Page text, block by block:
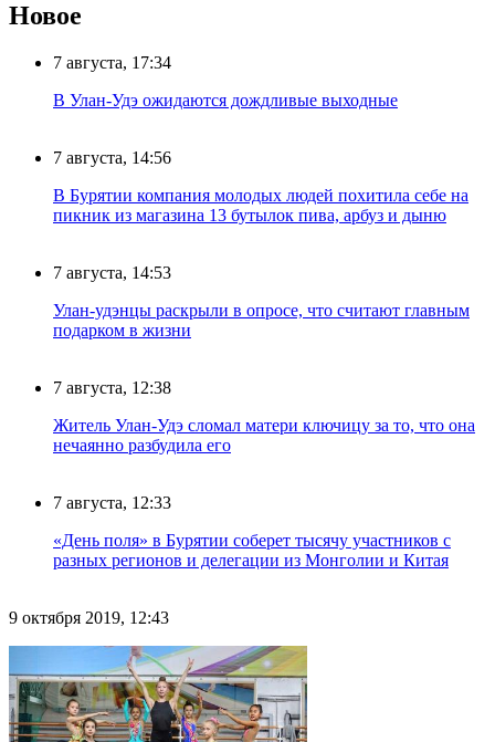
Новое
7 августа, 17:34
В Улан-Удэ ожидаются дождливые выходные
7 августа, 14:56
В Бурятии компания молодых людей похитила себе на
пикник из магазина 13 бутылок пива, арбуз и дыню
7 августа, 14:53
Улан-удэнцы раскрыли в опросе, что считают главным
подарком в жизни
7 августа, 12:38
Житель Улан-Удэ сломал матери ключицу за то, что она
нечаянно разбудила его
7 августа, 12:33
«День поля» в Бурятии соберет тысячу участников с
разных регионов и делегации из Монголии и Китая
9 октября 2019, 12:43